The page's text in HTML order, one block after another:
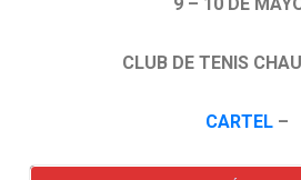
CLUB DE TENIS
CARTEL–